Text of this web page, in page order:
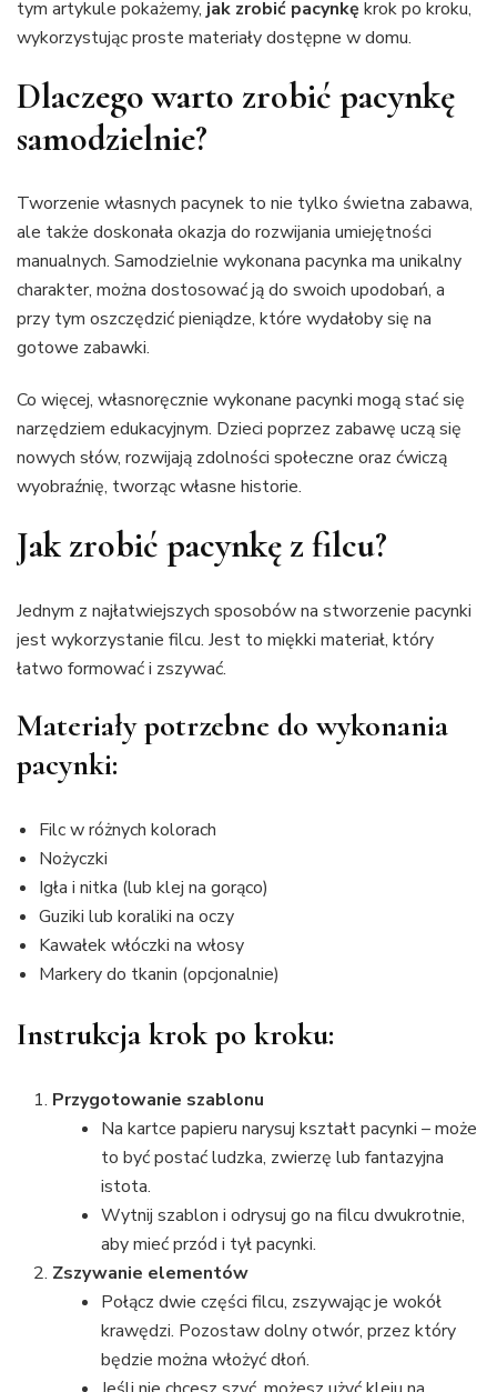
tym artykule pokażemy, jak zrobić pacynkę krok po kroku,
wykorzystując proste materiały dostępne w domu.
Dlaczego warto zrobić pacynkę
samodzielnie?
Tworzenie własnych pacynek to nie tylko świetna zabawa,
ale także doskonała okazja do rozwijania umiejętności
manualnych. Samodzielnie wykonana pacynka ma unikalny
charakter, można dostosować ją do swoich upodobań, a
przy tym oszczędzić pieniądze, które wydałoby się na
gotowe zabawki.
Co więcej, własnoręcznie wykonane pacynki mogą stać się
narzędziem edukacyjnym. Dzieci poprzez zabawę uczą się
nowych słów, rozwijają zdolności społeczne oraz ćwiczą
wyobraźnię, tworząc własne historie.
Jak zrobić pacynkę z filcu?
Jednym z najłatwiejszych sposobów na stworzenie pacynki
jest wykorzystanie filcu. Jest to miękki materiał, który
łatwo formować i zszywać.
Materiały potrzebne do wykonania
pacynki:
Filc w różnych kolorach
Nożyczki
Igła i nitka (lub klej na gorąco)
Guziki lub koraliki na oczy
Kawałek włóczki na włosy
Markery do tkanin (opcjonalnie)
Instrukcja krok po kroku:
Przygotowanie szablonu
Na kartce papieru narysuj kształt pacynki – może
to być postać ludzka, zwierzę lub fantazyjna
istota.
Wytnij szablon i odrysuj go na filcu dwukrotnie,
aby mieć przód i tył pacynki.
Zszywanie elementów
Połącz dwie części filcu, zszywając je wokół
krawędzi. Pozostaw dolny otwór, przez który
będzie można włożyć dłoń.